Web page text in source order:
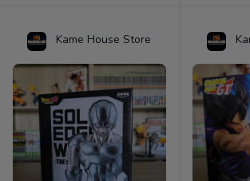
Kame House Store